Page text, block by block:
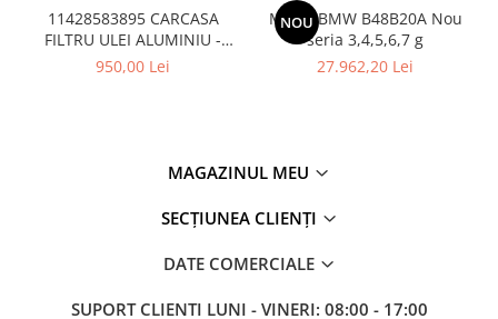
11428583895 CARCASA
FILTRU ULEI ALUMINIU -
BMW Seria 1 F20 F21, Seria
G12, Seria 8 G14 G15 G16,
950,00 Lei
NOU
Motor BMW B48B20A Nou
seria 3,4,5,6,7 g
27.962,20 Lei
MAGAZINUL MEU
SECȚIUNEA CLIENȚI
DATE COMERCIALE
SUPORT CLIENTI LUNI - VINERI: 08:00 - 17:00